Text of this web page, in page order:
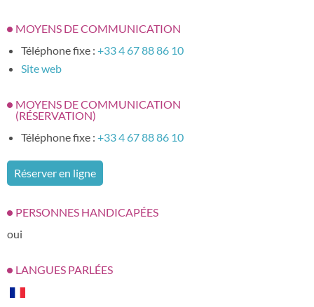
MOYENS DE COMMUNICATION
Téléphone fixe : +33 4 67 88 86 10
Site web
MOYENS DE COMMUNICATION
(RÉSERVATION)
Téléphone fixe : +33 4 67 88 86 10
Réserver en ligne
PERSONNES HANDICAPÉES
oui
LANGUES PARLÉES